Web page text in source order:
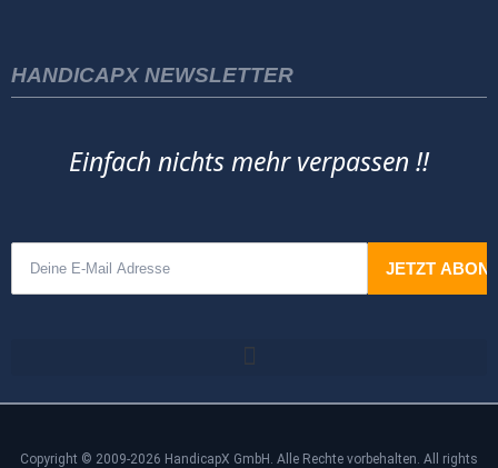
HANDICAPX NEWSLETTER
Einfach nichts mehr verpassen !!
Copyright © 2009-2026 HandicapX GmbH. Alle Rechte vorbehalten. All rights